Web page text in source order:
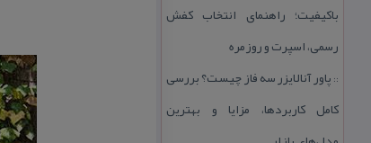
باكیفیت؛ راهنمای انتخاب كفش
رسمی، اسپرت و روزمره
:: پاور آنالایزر سه فاز چیست؟ بررسی
كامل كاربردها، مزایا و بهترین